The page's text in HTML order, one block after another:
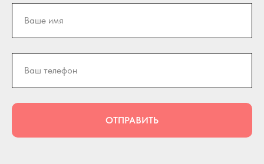
ОТПРАВИТЬ